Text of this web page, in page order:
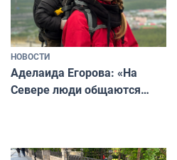
НОВОСТИ
Аделаида Егорова: «На
Севере люди общаются